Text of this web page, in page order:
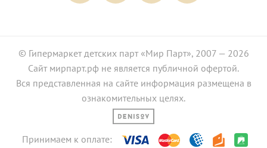
© Гипермаркет детских парт «Мир Парт», 2007 — 2026
Сайт мирпарт.рф не является публичной офертой.
Вся представленная на сайте информация размещена в
ознакомительных целях.
Принимаем к оплате: